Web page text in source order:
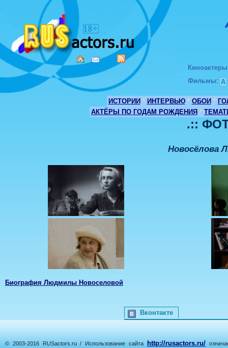
Киноактеры
Фильмы: А
ИСТОРИИ * ИНТЕРВЬЮ * ОБОИ *
АКТЁРЫ ПО ГОДАМ РОЖДЕНИЯ *
.::
Новосёлова
Биография Людмилы Новоселовой
Вконтакте
© 2003-2016 RUSactors.ru / Использование сайта http://rusactors.ru/